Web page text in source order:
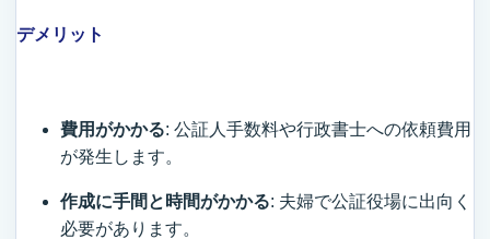
デメリット
費用がかかる: 公証人手数料や行政書士への依頼費用
が発生します。
作成に手間と時間がかかる: 夫婦で公証役場に出向く
必要があります。